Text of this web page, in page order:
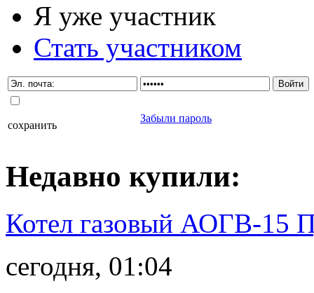
Я уже участник
Стать участником
сохранить
Забыли пароль
Недавно купили:
Котел газовый АОГВ-
сегодня, 01:04